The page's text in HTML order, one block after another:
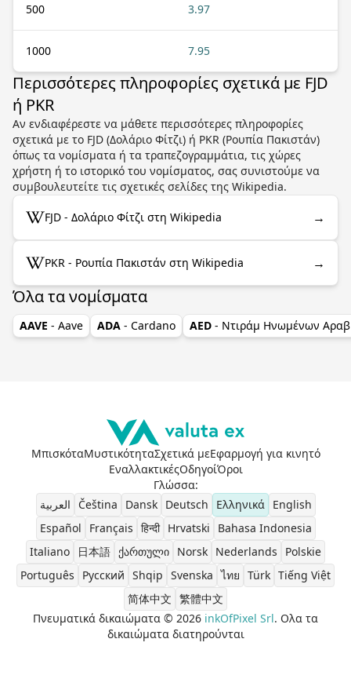
500 3.97
1000 7.95
Περισσότερες πληροφορίες σχετικά με FJD
ή PKR
Αν ενδιαφέρεστε να μάθετε περισσότερες πληροφορίες
σχετικά με το FJD (Δολάριο Φίτζι) ή PKR (Ρουπία Πακιστάν)
όπως τα νομίσματα ή τα τραπεζογραμμάτια, τις χώρες
χρήστη ή το ιστορικό του νομίσματος, σας συνιστούμε να
συμβουλευτείτε τις σχετικές σελίδες της Wikipedia.
FJD - Δολάριο Φίτζι στη Wikipedia →
PKR - Ρουπία Πακιστάν στη Wikipedia →
Όλα τα νομίσματα
AAVE - Aave ADA - Cardano AED - Ντιράμ Ηνωμένων
ΜπισκόταΜυστικότηταΣχετικά μεΕφαρμογή για κινητό
ΕναλλακτικέςΟδηγοίΌροι
Γλώσσα:
العربية
Čeština Dansk Deutsch Ελληνικά
English
Español
Français हिन्दी Hrvatski
Bahasa Indonesia
Italiano
日本語 ქართული Norsk Nederlands
Polskie
Português
Pусский Shqip Svenska ไทย Türk Tiếng Việt
简体中文 繁體中文
Πνευματικά δικαιώματα © 2026 inkOfPixel Srl. Ολα τα
δικαιώματα διατηρούνται